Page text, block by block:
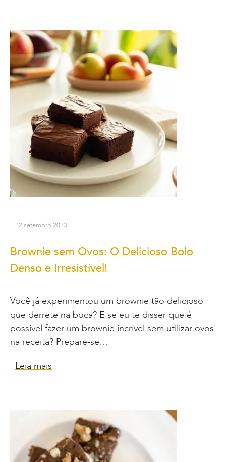
22 setembro 2023
Brownie sem Ovos: O Delicioso Bolo
Denso e Irresistível!
Você já experimentou um brownie tão delicioso
que derrete na boca? E se eu te disser que é
possível fazer um brownie incrível sem utilizar ovos
na receita? Prepare-se…
Leia mais